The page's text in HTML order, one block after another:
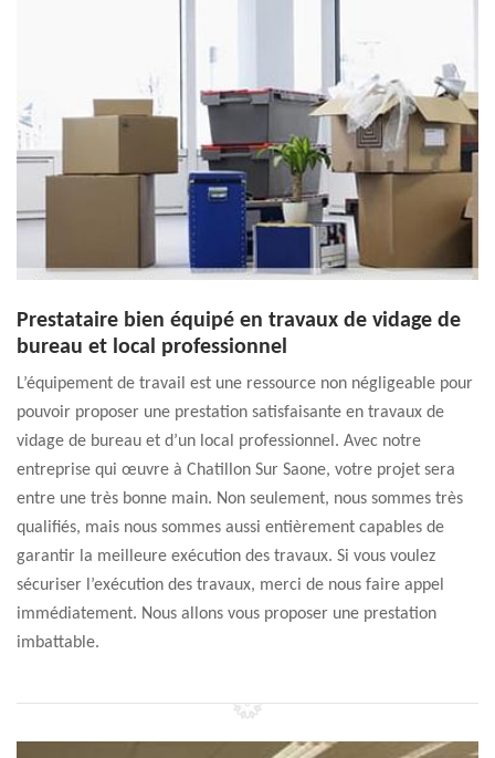
Prestataire bien équipé en travaux de vidage de
bureau et local professionnel
L’équipement de travail est une ressource non négligeable pour
pouvoir proposer une prestation satisfaisante en travaux de
vidage de bureau et d’un local professionnel. Avec notre
entreprise qui œuvre à Chatillon Sur Saone, votre projet sera
entre une très bonne main. Non seulement, nous sommes très
qualifiés, mais nous sommes aussi entièrement capables de
garantir la meilleure exécution des travaux. Si vous voulez
sécuriser l’exécution des travaux, merci de nous faire appel
immédiatement. Nous allons vous proposer une prestation
imbattable.